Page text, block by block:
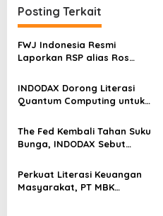
a
s
i
o
s
Posting Terkait
FWJ Indonesia Resmi
Laporkan RSP alias Ros
INDODAX Dorong Literasi
Quantum Computing untuk
Blockchain
The Fed Kembali Tahan Suku
Bunga, INDODAX Sebut
Sentimen Pasar
Perkuat Literasi Keuangan
Masyarakat, PT MBK